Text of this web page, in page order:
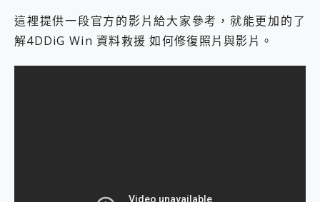
這裡提供一段官方的影片給大家參考，就能更加的了
解4DDiG Win 資料救援 如何修復照片與影片。